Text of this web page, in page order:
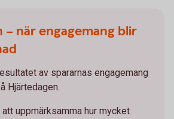
– när engagemang blir
av spararnas engagemang
Hjärtedagen.
uppmärksamma hur mycket